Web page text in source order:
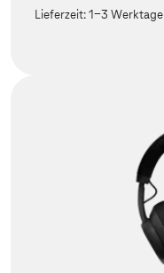
Lieferzeit:1-3 Werktage